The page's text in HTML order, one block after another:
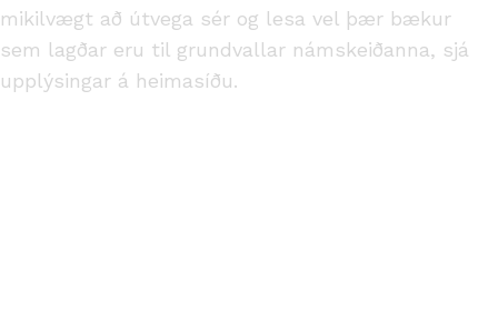
mikilvægt að útvega sér og lesa vel þær bækur
sem lagðar eru til grundvallar námskeiðanna, sjá
upplýsingar á heimasíðu.